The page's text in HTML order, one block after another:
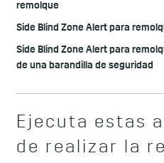
remolque
Side Blind Zone Alert para
Side Blind Zone Alert para
de una barandilla de seguridad
Ejecuta estas
de realizar la